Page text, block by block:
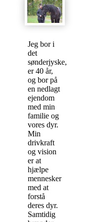
Jeg bor i
det
sønderjyske,
er 40 år,
og bor på
en nedlagt
ejendom
med min
familie og
vores dyr.
Min
drivkraft
og vision
er at
hjælpe
mennesker
med at
forstå
deres dyr.
Samtidig